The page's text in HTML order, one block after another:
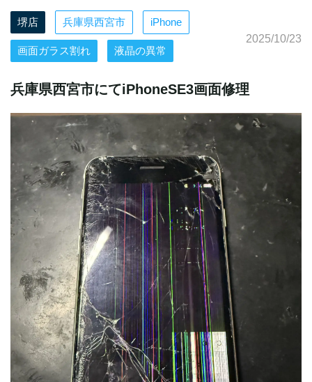
堺店 兵庫県西宮市 iPhone
画面ガラス割れ 液晶の異常
2025/10/23
兵庫県西宮市にてiPhoneSE3画面修理